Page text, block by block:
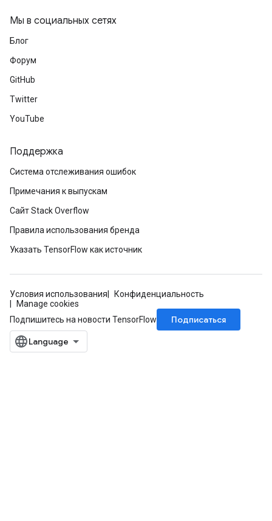
Мы в социальных сетях
Блог
Форум
GitHub
Twitter
YouTube
Поддержка
Система отслеживания ошибок
Примечания к выпускам
Сайт Stack Overflow
Правила использования бренда
Указать TensorFlow как источник
Условия использования
Конфиденциальность
Manage cookies
Подпишитесь на новости TensorFlow
Подписаться